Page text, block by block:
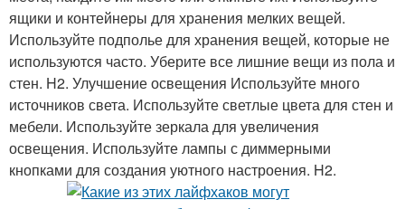
ящики и контейнеры для хранения мелких вещей.
Используйте подполье для хранения вещей, которые не
используются часто. Уберите все лишние вещи из пола и
стен. H2. Улучшение освещения Используйте много
источников света. Используйте светлые цвета для стен и
мебели. Используйте зеркала для увеличения
освещения. Используйте лампы с диммерными
кнопками для создания уютного настроения. H2.